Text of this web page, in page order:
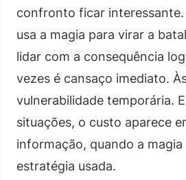
confronto ficar interessante.
usa a magia para virar a
lidar com a consequência
vezes é cansaço imediato.
vulnerabilidade temporária.
situações, o custo aparece
informação, quando a magia
estratégia usada.